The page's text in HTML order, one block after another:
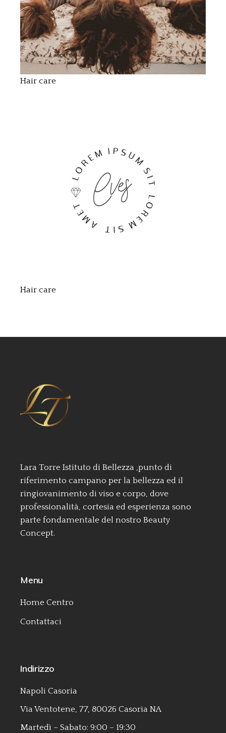
Hair care
Hair care
Lara Torre Istituto di Bellezza ,punto di
riferimento campano per la bellezza ed il
ringiovanimento di viso e corpo, dove
professionalità, cortesia ed esperienza sono
parte fondamentale del nostro Beauty
Concept.
Menu
Home Centro
Contattaci
Indirizzo
Napoli Casoria
Via Ventotene, 77, 80026 Casoria NA
Martedì – Sabato: 9:00 – 19:30